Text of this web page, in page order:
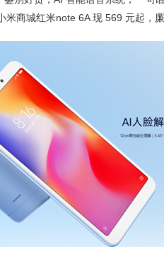
商城红米note 6A 现 569 元起，廉